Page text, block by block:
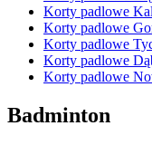
Korty padlowe
Korty padlowe
Korty padlowe
Korty padlowe
Korty padlowe
Badminton